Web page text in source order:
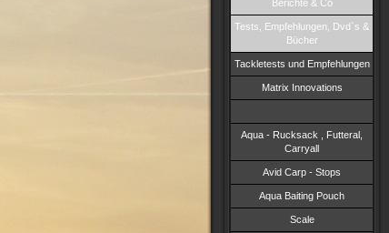
Berichte & Co
Tests, Empfehlungen, Dvd`s &
Bücher
Tackletests und Empfehlungen
Matrix Innovations
Aqua - Rucksack , Futteral,
Carryall
Avid Carp - Stops
Aqua Baiting Pouch
Scale